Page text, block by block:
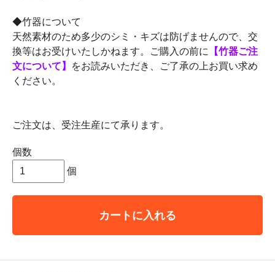
◆竹器について
天然素材のため多少のシミ・キズは防げませんので、交
換等はお受けいたしかねます。ご購入の前に
【竹器ご注
文について】
をお読みいただき、ご了承の上お買い求め
ください。
ご注文は、受注生産にて承ります。
個数
個
カートに入れる